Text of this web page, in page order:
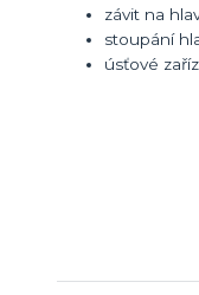
závit na
stoupání
úsťové